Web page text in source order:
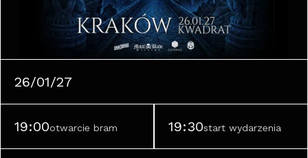
26/01/27
19:00otwarcie bram 19:30start wydarzenia